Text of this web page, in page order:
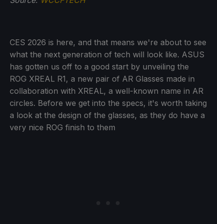
CES 2026 is here, and that means we're about to see
what the next generation of tech will look like. ASUS
has gotten us off to a good start by unveiling the
ROG XREAL R1, a new pair of AR Glasses made in
collaboration with XREAL, a well-known name in AR
circles. Before we get into the specs, it's worth taking
a look at the design of the glasses, as they do have a
very nice ROG finish to them